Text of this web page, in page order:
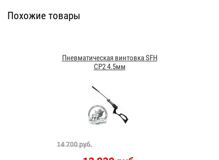
Похожие товары
Пневматическая винтовка SFH
CP2 4.5мм
14 700 руб.